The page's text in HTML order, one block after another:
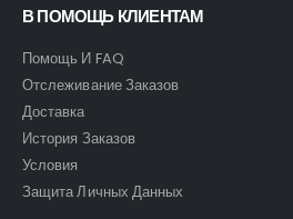
В ПОМОЩЬ КЛИЕНТАМ
Помощь И FAQ
Отслеживание Заказов
Доставка
История Заказов
Условия
Защита Личных Данных